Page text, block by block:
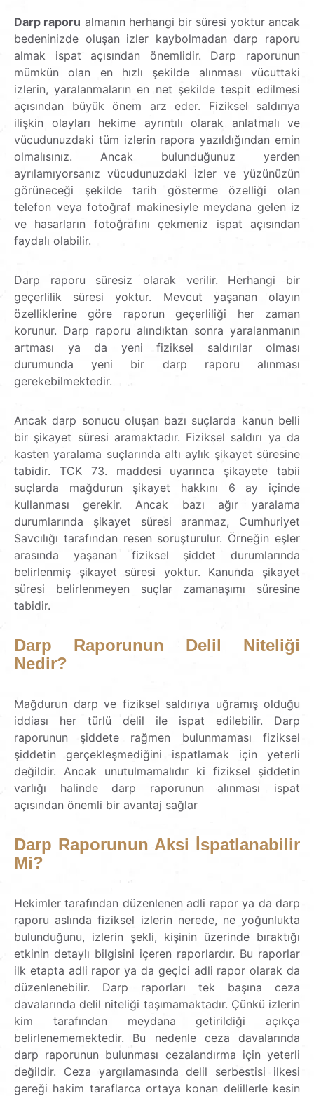
Darp raporu almanın herhangi bir süresi yoktur ancak
bedeninizde oluşan izler kaybolmadan darp raporu
almak ispat açısından önemlidir. Darp raporunun
mümkün olan en hızlı şekilde alınması vücuttaki
izlerin, yaralanmaların en net şekilde tespit edilmesi
açısından büyük önem arz eder. Fiziksel saldırıya
ilişkin olayları hekime ayrıntılı olarak anlatmalı ve
vücudunuzdaki tüm izlerin rapora yazıldığından emin
olmalısınız. Ancak bulunduğunuz yerden
ayrılamıyorsanız vücudunuzdaki izler ve yüzünüzün
görüneceği şekilde tarih gösterme özelliği olan
telefon veya fotoğraf makinesiyle meydana gelen iz
ve hasarların fotoğrafını çekmeniz ispat açısından
faydalı olabilir.
Darp raporu süresiz olarak verilir. Herhangi bir
geçerlilik süresi yoktur. Mevcut yaşanan olayın
özelliklerine göre raporun geçerliliği her zaman
korunur. Darp raporu alındıktan sonra yaralanmanın
artması ya da yeni fiziksel saldırılar olması
durumunda yeni bir darp raporu alınması
gerekebilmektedir.
Ancak darp sonucu oluşan bazı suçlarda kanun belli
bir şikayet süresi aramaktadır. Fiziksel saldırı ya da
kasten yaralama suçlarında altı aylık şikayet süresine
tabidir. TCK 73. maddesi uyarınca şikayete tabii
suçlarda mağdurun şikayet hakkını 6 ay içinde
kullanması gerekir. Ancak bazı ağır yaralama
durumlarında şikayet süresi aranmaz, Cumhuriyet
Savcılığı tarafından resen soruşturulur. Örneğin eşler
arasında yaşanan fiziksel şiddet durumlarında
belirlenmiş şikayet süresi yoktur. Kanunda şikayet
süresi belirlenmeyen suçlar zamanaşımı süresine
tabidir.
Darp Raporunun Delil
Niteliği
Nedir?
Mağdurun darp ve fiziksel saldırıya uğramış olduğu
iddiası her türlü delil ile ispat edilebilir. Darp
raporunun şiddete rağmen bulunmaması fiziksel
şiddetin gerçekleşmediğini ispatlamak için yeterli
değildir. Ancak unutulmamalıdır ki fiziksel şiddetin
varlığı halinde darp raporunun alınması ispat
açısından önemli bir avantaj sağlar
Darp Raporunun Aksi İspatlanabilir
Mi?
Hekimler tarafından düzenlenen adli rapor ya da darp
raporu aslında fiziksel izlerin nerede, ne yoğunlukta
bulunduğunu, izlerin şekli, kişinin üzerinde bıraktığı
etkinin detaylı bilgisini içeren raporlardır. Bu raporlar
ilk etapta adli rapor ya da geçici adli rapor olarak da
düzenlenebilir. Darp raporları tek başına ceza
davalarında delil niteliği taşımamaktadır. Çünkü izlerin
kim tarafından meydana getirildiği açıkça
belirlenememektedir. Bu nedenle ceza davalarında
darp raporunun bulunması cezalandırma için yeterli
değildir. Ceza yargılamasında delil serbestisi ilkesi
gereği hakim taraflarca ortaya konan delillerle kesin